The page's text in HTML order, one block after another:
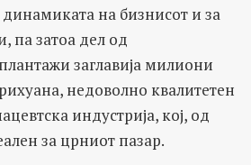
на бизнисот и за
па затоа дел од
заглавија милиони
недоволно квалитетен
индустрија, кој, од
за црниот пазар.